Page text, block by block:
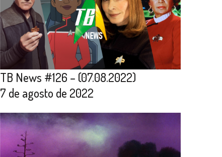
TB News #126 – (07.08.2022)
7 de agosto de 2022